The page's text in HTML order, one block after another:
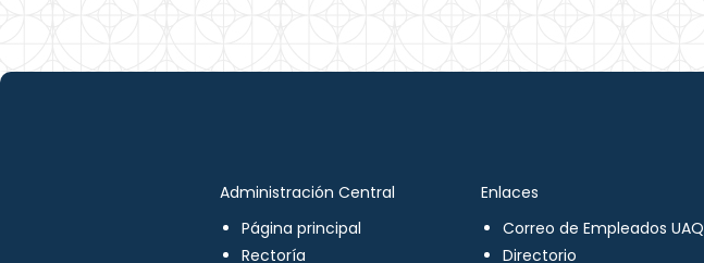
Administración Central
Página principal
Rectoría
Enlaces
Correo de Empleados UAQ
Directorio